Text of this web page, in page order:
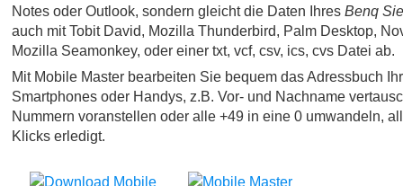
Notes oder Outlook, sondern gleicht die Daten Ihres Benq
auch mit Tobit David, Mozilla Thunderbird, Palm Desktop,
Mozilla Seamonkey, oder einer txt, vcf, csv, ics, cvs Datei ab.
Mit Mobile Master bearbeiten Sie bequem das Adressbuch
Smartphones oder Handys, z.B. Vor- und Nachname
Nummern voranstellen oder alle +49 in eine 0 umwandeln,
Klicks erledigt.